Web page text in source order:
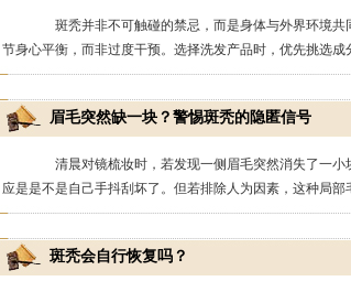
斑秃并非不可触碰的禁忌，而是身体与外界环境共
节身心平衡，而非过度干预。选择洗发产品时，优先挑选成
眉毛突然缺一块？警惕斑秃的隐匿信号
清晨对镜梳妆时，若发现一侧眉毛突然消失了一小
应是是不是自己手抖刮坏了。但若排除人为因素，这种局部
斑秃会自行恢复吗？